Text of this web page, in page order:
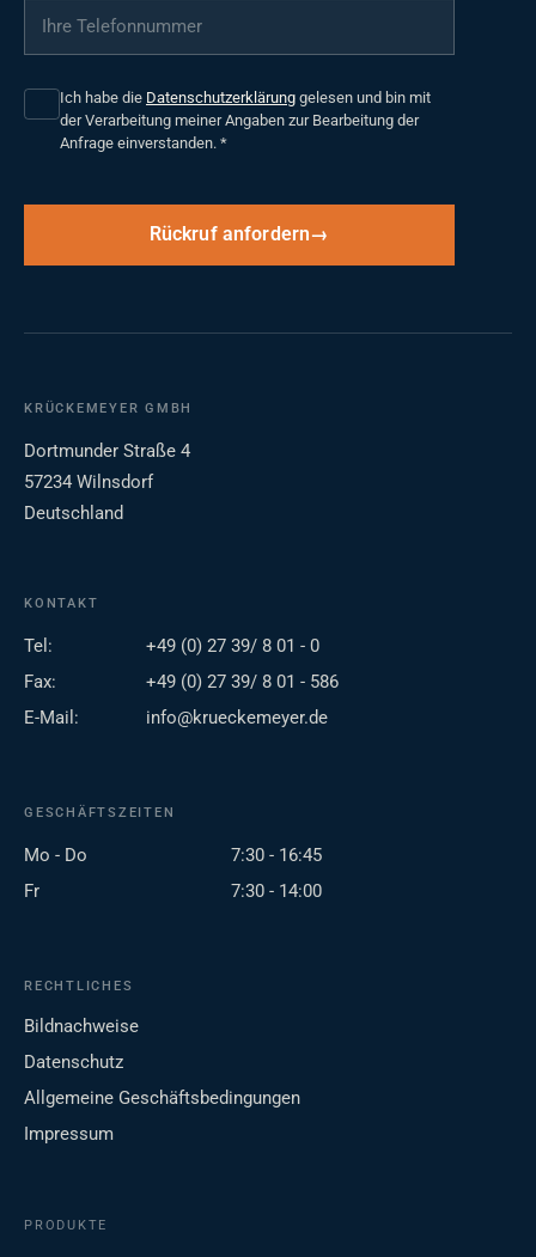
Ihre Telefonnummer
Ich habe die Datenschutzerklärung gelesen und bin mit
der Verarbeitung meiner Angaben zur Bearbeitung der
Anfrage einverstanden. *
Rückruf anfordern
KRÜCKEMEYER GMBH
Dortmunder Straße 4
57234 Wilnsdorf
Deutschland
KONTAKT
Tel:
+49 (0) 27 39/ 8 01 - 0
Fax:
+49 (0) 27 39/ 8 01 - 586
E-Mail:
info@krueckemeyer.de
GESCHÄFTSZEITEN
Mo - Do
7:30 - 16:45
Fr
7:30 - 14:00
RECHTLICHES
Bildnachweise
Datenschutz
Allgemeine Geschäftsbedingungen
Impressum
PRODUKTE